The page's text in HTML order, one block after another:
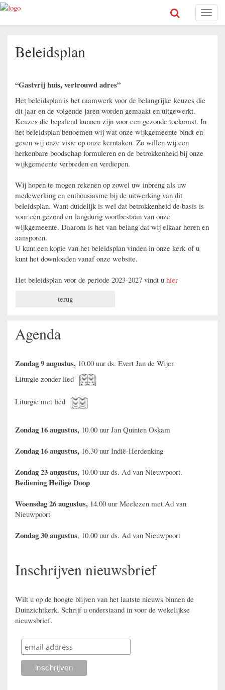
Beleidsplan
“Gastvrij huis, vertrouwd adres”
Het beleidsplan is het raamwerk voor de belangrijke keuzes die
dit jaar en de volgende jaren worden gemaakt en uitgewerkt.
Keuzes die bepalend kunnen zijn voor een gezonde toekomst. In
het beleidsplan benoemen wij wat onze wijkgemeente bindt en
geven wij onze visie op onze kerntaken. Zo willen wij een
herkenbare boodschap formuleren en de betrokkenheid bij onze
wijkgemeente verbreden en verdiepen.
Wij hopen te mogen rekenen op zowel uw inbreng als uw
medewerking en enthousiasme bij de uitwerking van dit
beleidsplan. Want duidelijk is wel dat betrokkenheid de basis is
voor een gezond en langdurig voortbestaan van onze
wijkgemeente. Daarom is het van belang dat wij elkaar horen en
aansporen.
U kunt een kopie van het beleidsplan vinden in onze kerk of u
kunt het downloaden vanaf onze website.
Het beleidsplan voor de periode 2023-2027 vindt u hier
terug
Agenda
Zondag 9 augustus, 10.00 uur ds. Evert Jan de Wijer
Liturgie zonder lied
Liturgie met lied
Zondag 16 augustus, 10.00 uur Jan Quinten Oskam
Zondag 16 augustus, 16.30 uur Indië-Herdenking
Zondag 23 augustus, 10.00 uur ds. Ad van Nieuwpoort.
Bediening Heilige Doop
Woensdag 26 augustus, 14.00 uur Meelezen met Ad van
Nieuwpoort
Zondag 30 augustus, 10.00 uur ds. Ad van Nieuwpoort
Inschrijven nieuwsbrief
Wilt u op de hoogte blijven van het laatste nieuws binnen de
Duinzichtkerk. Schrijf u onderstaand in voor de wekelijkse
nieuwsbrief.